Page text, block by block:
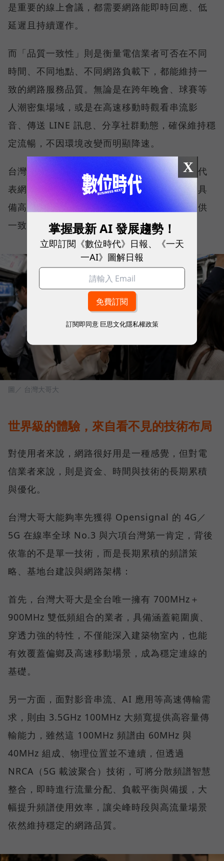
是重要的線上會議，都需要網路能即時回應、低
延遲且持續運作。
而「品質一致性」則是衡量電信業者可否在不同
時間、不同地點、不同網路負載下，都能維持一
致的網路服務品質。無論是在跨年晚會、球賽等
人潮密集場域，或是在高速移動時觀看串流影
音、傳送 LINE 訊息、分享社群動態，確保維持穩
定流暢，不因環境改變而明顯降速。
台灣大哥大能同時拿下這兩項全台第一，不僅代
表網路速度表現優異，更證明其網路基礎建設具
備高度穩定性與韌性，能在各種使用情境下提供
一致且可靠的連線品質。
圖／ 台灣大哥大
世界級的體驗，來自看不見的技術布局
對使用者來說，網路很好用是一種感覺，但對電
信業者來說，則是資金、時間與技術的長期累積
與優化。
台灣大哥大能夠率先獲得 Opensignal 的 4G／
5G 在線率全球 No.3 與六項台灣第一肯定，背後
依靠的不是單一技術，而是長期累積的頻譜策
略、基地台建設與網路架構：
首先，台灣大哥大是全台唯一擁有 700MHz＋
900MHz 雙低頻組合的業者，具備涵蓋範圍廣、
穿透力強的特性，不僅能深入建築物室內，也能
有效覆蓋偏鄉及高速移動場景，成為穩定連線的
基礎。
另一方面，面對影音串流、AI 應用等高速傳輸需
求，則由 3.5GHz 100MHz 大頻寬提供高容量傳
輸能力，雖然這 100MHz 頻譜由 60MHz 與
40MHz 組成、物理位置並不連續，但透過
NRCA（5G 載波聚合）技術，可將分散頻譜智慧
整合，即時進行流量分配、負載平衡與備援，大
幅提升頻譜使用效率，讓尖峰時段與高流量場景
依然維持穩定的網路品質。
X
掌握最新 AI 發展趨勢！
立即訂閱《數位時代》日報、《一天
一AI》圖解日報
訂閱即同意 巨思文化隱私權政策